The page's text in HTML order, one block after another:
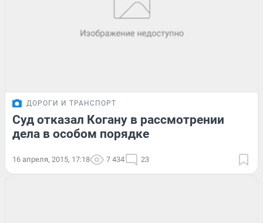
ДОРОГИ И ТРАНСПОРТ
Суд отказал Когану в рассмотрении
дела в особом порядке
16 апреля, 2015, 17:18 7 434 23